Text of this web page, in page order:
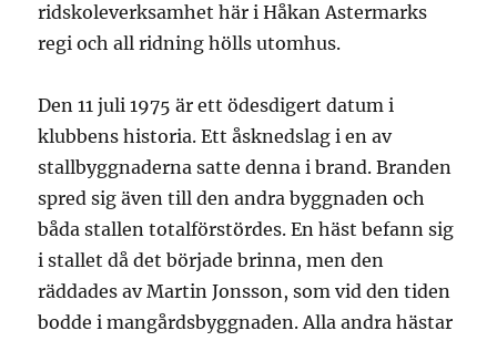
ridskoleverksamhet här i Håkan Astermarks
regi och all ridning hölls utomhus.
Den 11 juli 1975 är ett ödesdigert datum i
klubbens historia. Ett åsknedslag i en av
stallbyggnaderna satte denna i brand. Branden
spred sig även till den andra byggnaden och
båda stallen totalförstördes. En häst befann sig
i stallet då det började brinna, men den
räddades av Martin Jonsson, som vid den tiden
bodde i mangårdsbyggnaden. Alla andra hästar